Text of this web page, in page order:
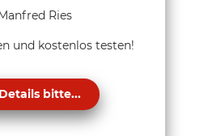
Ries
und kostenlos testen!
bitte...